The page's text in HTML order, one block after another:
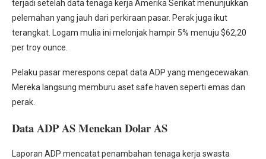
terjadi setelah data tenaga kerja Amerika Serikat menunjukkan
pelemahan yang jauh dari perkiraan pasar. Perak juga ikut
terangkat. Logam mulia ini melonjak hampir 5% menuju $62,20
per troy ounce.
Pelaku pasar merespons cepat data ADP yang mengecewakan.
Mereka langsung memburu aset safe haven seperti emas dan
perak.
Data ADP AS Menekan Dolar AS
Laporan ADP mencatat penambahan tenaga kerja swasta